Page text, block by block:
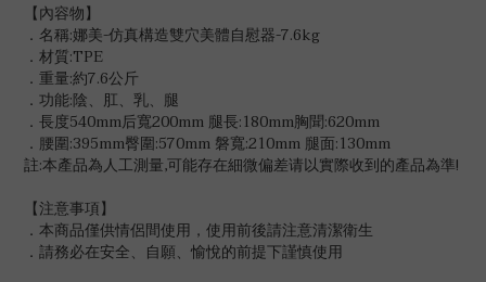
【內容物】
．名稱:娜美-仿真構造雙穴美體自慰器-7.6kg
．材質:TPE
．重量:約7.6公斤
．功能:陰、肛、乳、腿
．長度540mm后寬200mm 腿長:180mm胸聞:620mm
．腰圍:395mm臀圍:570mm 磐寬:210mm 腿面:130mm
註:本產品為人工測量,可能存在細微偏差请以實際收到的產品為準!
【注意事項】
．本商品僅供情侶間使用，使用前後請注意清潔衛生
．請務必在安全、自願、愉悅的前提下謹慎使用